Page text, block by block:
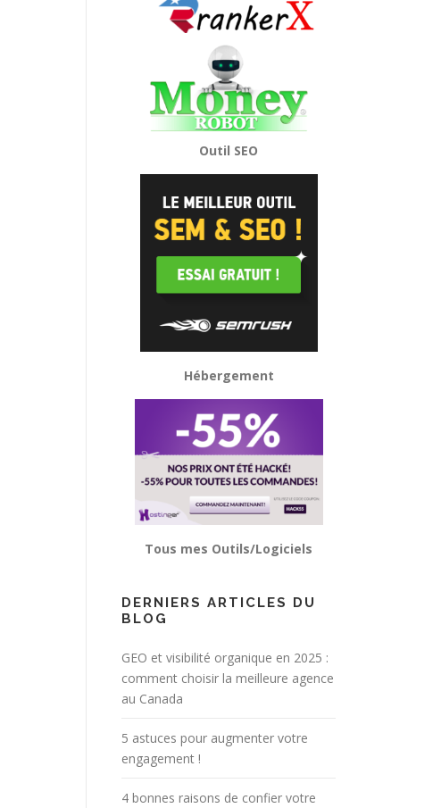
Outil SEO
Hébergement
Tous mes Outils/Logiciels
DERNIERS ARTICLES DU
BLOG
GEO et visibilité organique en 2025 :
comment choisir la meilleure agence
au Canada
5 astuces pour augmenter votre
engagement !
4 bonnes raisons de confier votre